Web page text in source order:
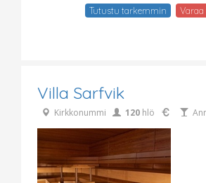
Tutustu tarkemmin Varaa
Villa Sarfvik
Kirkkonummi 120 hlö